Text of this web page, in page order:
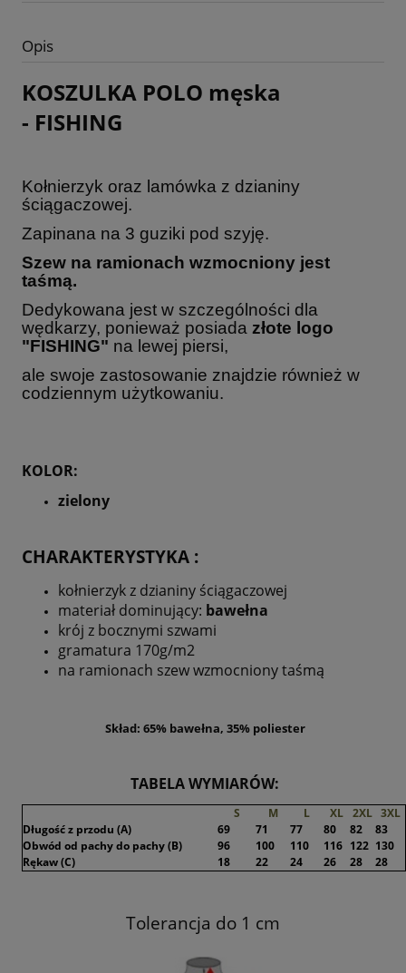
Opis
KOSZULKA POLO męska
- FISHING
Kołnierzyk oraz lamówka z dzianiny
ściągaczowej.
Zapinana na 3 guziki pod szyję.
Szew na ramionach wzmocniony jest
taśmą.
Dedykowana jest w szczególności dla
wędkarzy, ponieważ posiada złote logo
"FISHING" na lewej piersi,
ale swoje zastosowanie znajdzie również w
codziennym użytkowaniu.
KOLOR:
zielony
CHARAKTERYSTYKA :
kołnierzyk z dzianiny ściągaczowej
materiał dominujący: bawełna
krój z bocznymi szwami
gramatura 170g/m2
na ramionach szew wzmocniony taśmą
Skład: 65% bawełna, 35% poliester
TABELA WYMIARÓW:
S M L XL 2XL 3XL
Długość z przodu (A)
69 71 77 80 82
83
Obwód od pachy do pachy (B)
96 100 110 116 122 130
Rękaw (C)
18 22 24 26 28 28
Tolerancja do 1 cm